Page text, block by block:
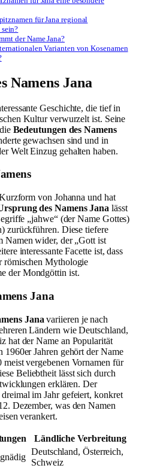
für Jana regional
der Name Jana?
Varianten von Kosenamen
Namens Jana
Geschichte, die tief in
Kultur verwurzelt ist. Seine
Bedeutungen des Namens
gewachsen sind und in
Welt Einzug gehalten haben.
von Johanna und hat
des Namens Jana lässt
„jahwe“ (der Name Gottes)
zurückführen. Diese tiefere
Namen wider, der „Gott ist
interessante Facette ist, dass
römischen Mythologie
der Mondgöttin ist.
Jana
Jana variieren je nach
Ländern wie Deutschland,
hat der Name an Popularität
1960er Jahren gehört der Name
meist vergebenen Vornamen für
Beliebtheit lässt sich durch
erklären. Der
im Jahr gefeiert, konkret
Dezember, was den Namen
verankert.
Ländliche Verbreitung
Deutschland, Österreich,
Schweiz